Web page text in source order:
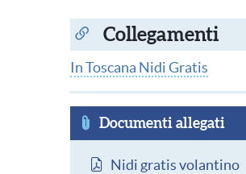
Collegamenti
In Toscana Nidi Gratis
Documenti allegati
Documento
Nidi gratis volantino